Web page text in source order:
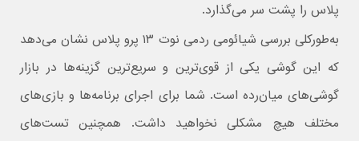
پلاس را پشت سر می‌گذارد.
به‌طورکلی بررسی شیائومی ردمی نوت ۱۳ پرو پلاس نشان می‌دهد
که این گوشی یکی از قوی‌ترین و سریع‌ترین گزینه‌ها در بازار
گوشی‌های میان‌رده است. شما برای اجرای برنامه‌ها و بازی‌های
مختلف هیچ مشکلی نخواهید داشت. همچنین تست‌های